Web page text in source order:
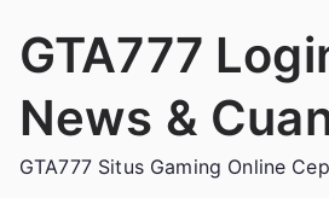
GTA777
News &
GTA777 Situs Gaming Online